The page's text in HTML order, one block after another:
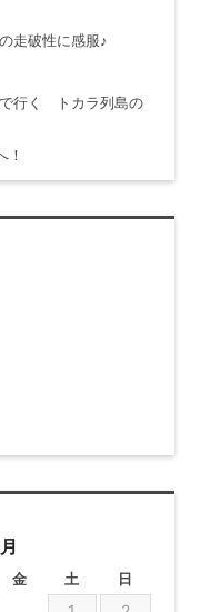
走破性に感服♪
行く トカラ列島の
！
金 土 日